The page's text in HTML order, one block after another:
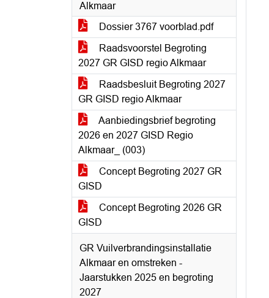
Alkmaar
Dossier 3767 voorblad.pdf
Raadsvoorstel Begroting
2027 GR GISD regio Alkmaar
Raadsbesluit Begroting 2027
GR GISD regio Alkmaar
Aanbiedingsbrief begroting
2026 en 2027 GISD Regio
Alkmaar_ (003)
Concept Begroting 2027 GR
GISD
Concept Begroting 2026 GR
GISD
GR Vuilverbrandingsinstallatie
Alkmaar en omstreken -
Jaarstukken 2025 en begroting
2027